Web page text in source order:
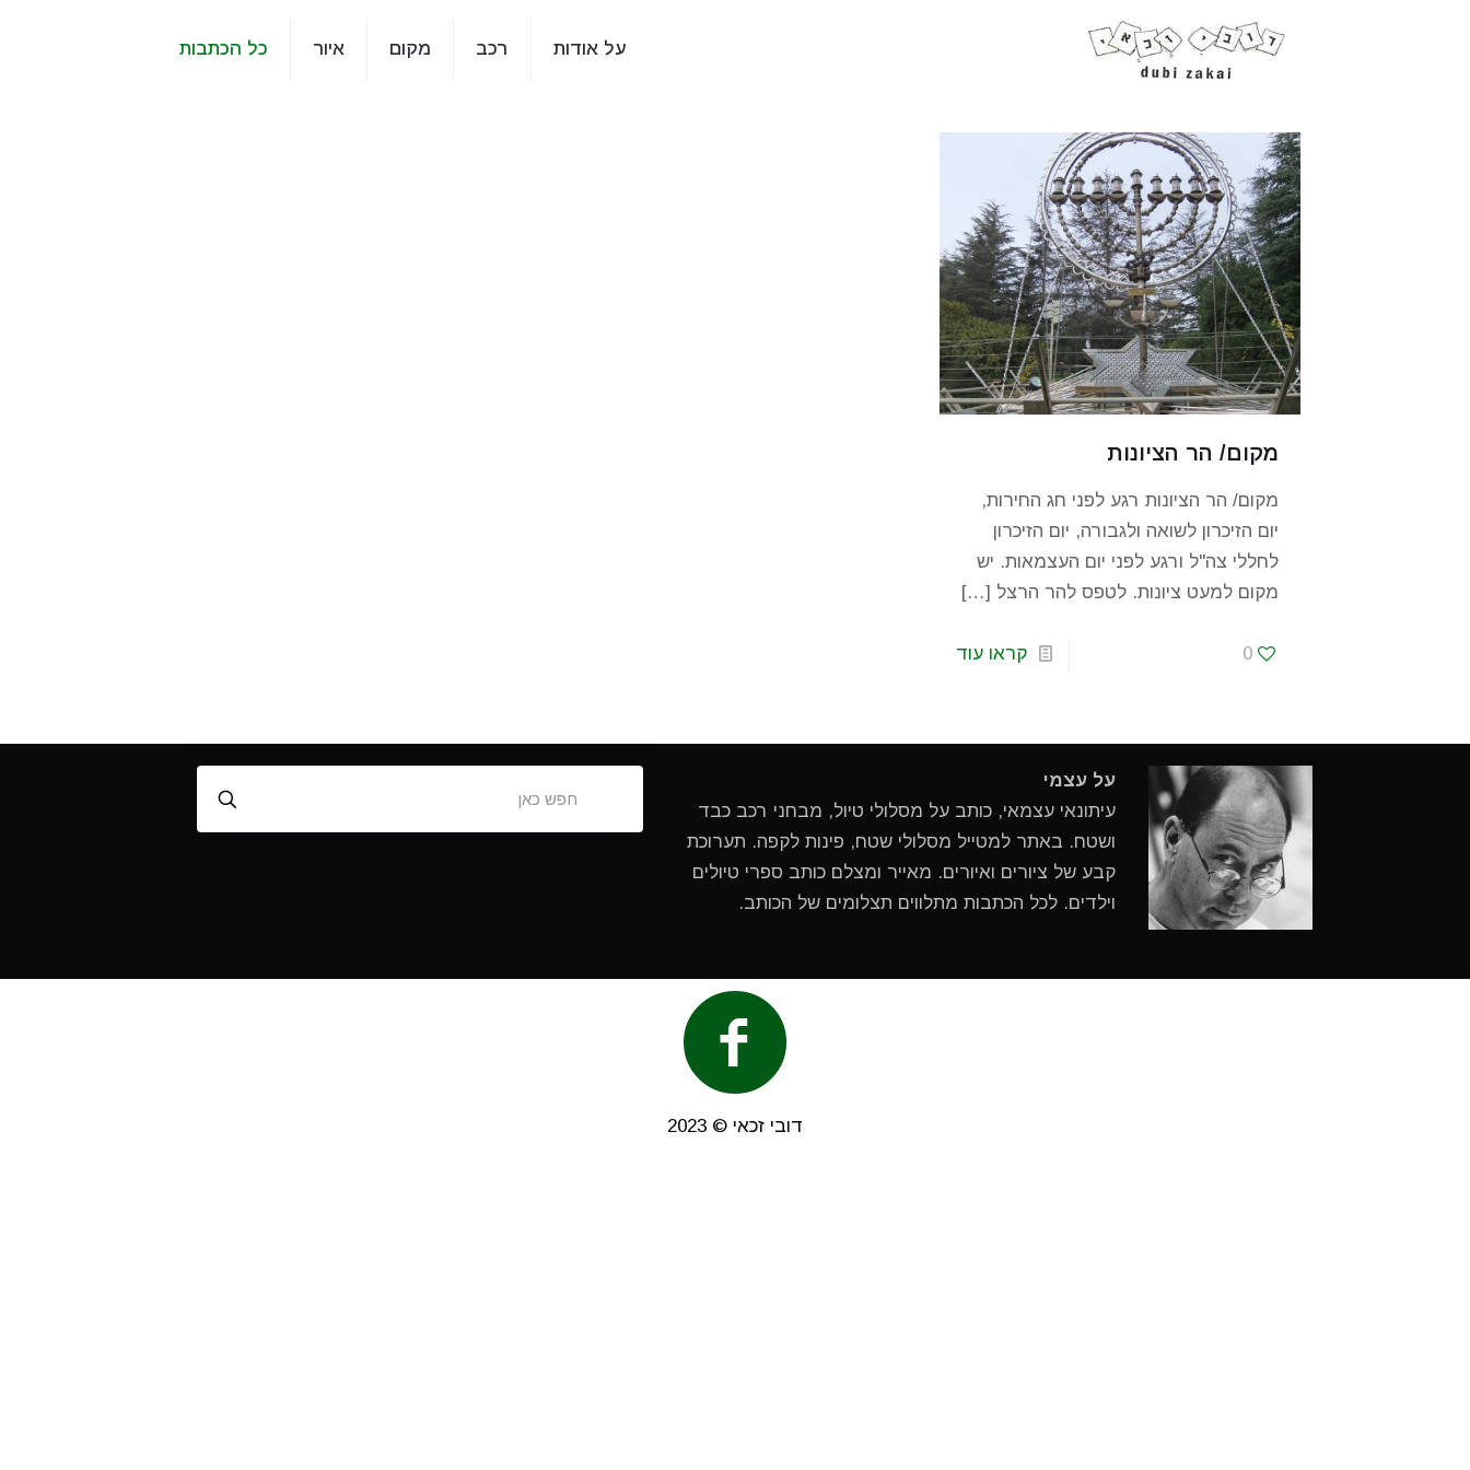
על אודות רכב מקום איור כל הכתבות
מקום/ הר הציונות
מקום/ הר הציונות רגע לפני חג החירות,
יום הזיכרון לשואה ולגבורה, יום הזיכרון
לחללי צה"ל ורגע לפני יום העצמאות. יש
מקום למעט ציונות. לטפס להר הרצל […]
0 קראו עוד
על עצמי
עיתונאי עצמאי, כותב על מסלולי טיול, מבחני רכב כבד
ושטח. באתר למטייל מסלולי שטח, פינות לקפה. תערוכת
קבע של ציורים ואיורים. מאייר ומצלם כותב ספרי טיולים
וילדים. לכל הכתבות מתלווים תצלומים של הכותב.
דובי זכאי © 2023